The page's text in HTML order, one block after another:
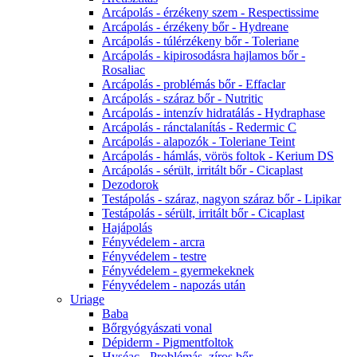
Arcápolás - érzékeny szem - Respectissime
Arcápolás - érzékeny bőr - Hydreane
Arcápolás - túlérzékeny bőr - Toleriane
Arcápolás - kipirosodásra hajlamos bőr -
Rosaliac
Arcápolás - problémás bőr - Effaclar
Arcápolás - száraz bőr - Nutritic
Arcápolás - intenzív hidratálás - Hydraphase
Arcápolás - ránctalanítás - Redermic C
Arcápolás - alapozók - Toleriane Teint
Arcápolás - hámlás, vörös foltok - Kerium DS
Arcápolás - sérült, irritált bőr - Cicaplast
Dezodorok
Testápolás - száraz, nagyon száraz bőr - Lipikar
Testápolás - sérült, irritált bőr - Cicaplast
Hajápolás
Fényvédelem - arcra
Fényvédelem - testre
Fényvédelem - gyermekeknek
Fényvédelem - napozás után
Uriage
Baba
Bőrgyógyászati vonal
Dépiderm - Pigmentfoltok